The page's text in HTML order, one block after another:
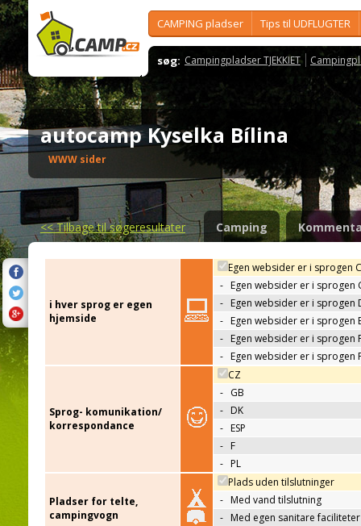
CAMPING pladser Tips til UDFLUGTER
søg: Campingpladser TJEKKIET
autocamp Kyselka Bílina
WWW sider
<<Tilbage til søgeresultater Camping
i hver sprog er egen
hjemside
Egen websider er i sprogen
- Egen websider er i sprogen
- Egen websider er i sprogen
- Egen websider er i sprogen
- Egen websider er i sprogen
- Egen websider er i sprogen
Sprog- komunikation/
korrespondance
CZ
- GB
- DK
- ESP
- F
- PL
Pladser for telte,
campingvogn
Plads uden tilslutninger
- Med vand tilslutning
- Med egen sanitare faciliteter